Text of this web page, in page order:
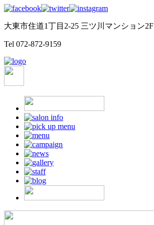
大東市住道1丁目2-25 三ツ川マンション2F
Tel 072-872-9159